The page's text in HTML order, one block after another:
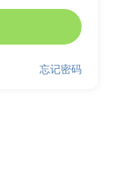
忘记密码